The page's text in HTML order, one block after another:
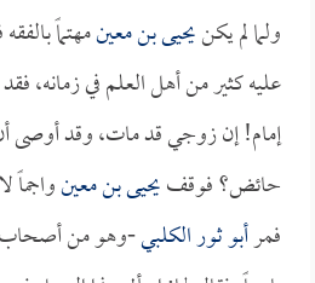
ولما لم يكنيحيى بن معينمهتماً
عليه كثير من أهل العلم في زمانه،
إمام! إن زوجي قد مات، وقد أوصى
حائض؟ فوقفيحيى بن معينواجماً
فمرأبو ثور الكلبي-وهو من أصحاب